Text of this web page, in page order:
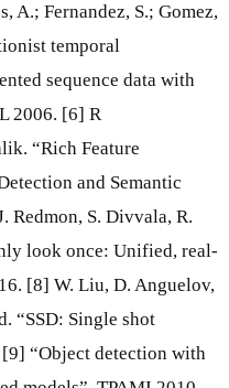
A.; Fernandez, S.; Gomez,
temporal
sequence data with
2006. [6] R
“Rich Feature
and Semantic
Redmon, S. Divvala, R.
look once: Unified, real-
[8] W. Liu, D. Anguelov,
“SSD: Single shot
“Object detection with